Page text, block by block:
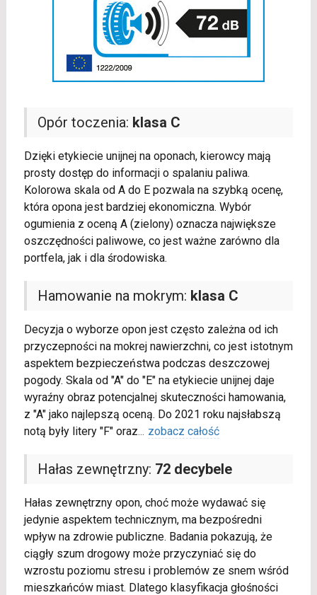
Opór toczenia: klasa C
Dzięki etykiecie unijnej na oponach, kierowcy mają
prosty dostęp do informacji o spalaniu paliwa.
Kolorowa skala od A do E pozwala na szybką ocenę,
która opona jest bardziej ekonomiczna. Wybór
ogumienia z oceną A (zielony) oznacza największe
oszczędności paliwowe, co jest ważne zarówno dla
portfela, jak i dla środowiska.
Hamowanie na mokrym: klasa C
Decyzja o wyborze opon jest często zależna od ich
przyczepności na mokrej nawierzchni, co jest istotnym
aspektem bezpieczeństwa podczas deszczowej
pogody. Skala od "A" do "E" na etykiecie unijnej daje
wyraźny obraz potencjalnej skuteczności hamowania,
z "A" jako najlepszą oceną. Do 2021 roku najsłabszą
notą były litery "F" oraz... zobacz całość
Hałas zewnętrzny: 72 decybele
Hałas zewnętrzny opon, choć może wydawać się
jedynie aspektem technicznym, ma bezpośredni
wpływ na zdrowie publiczne. Badania pokazują, że
ciągły szum drogowy może przyczyniać się do
wzrostu poziomu stresu i problemów ze snem wśród
mieszkańców miast. Dlatego klasyfikacja głośności